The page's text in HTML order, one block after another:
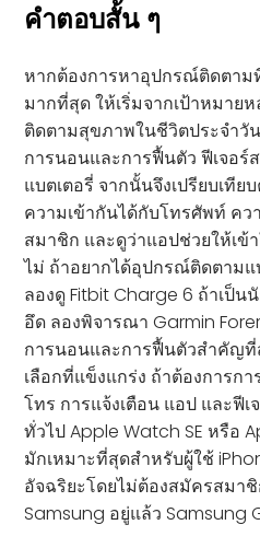
คำตอบสั้น ๆ
หากต้องการหาอุปกรณ์ติดตา
มากที่สุด ให้เริ่มจากเป้าหมาย
ติดตามสุขภาพในชีวิตประจำวั
การนอนและการฟื้นตัว ฟีเจอร์
แบตเตอรี่ จากนั้นจึงเปรียบเที
ความเข้ากันได้กับโทรศัพท์ คว
สมาชิก และดูว่าแอปช่วยให้เข้
ไม่ ถ้าอยากได้อุปกรณ์ติดตามแ
ลองดู Fitbit Charge 6 ถ้าเป็
อึด ลองพิจารณา Garmin
การนอนและการฟื้นตัวสำคัญที่
เลือกที่แข็งแกร่ง ถ้าต้องการก
โทร การแจ้งเตือน แอป และฟี
ทั่วไป Apple Watch SE หรือ
มักเหมาะที่สุดสำหรับผู้ใช้
อัจฉริยะโดยไม่ต้องสมัครสมา
Samsung อยู่แล้ว Samsung